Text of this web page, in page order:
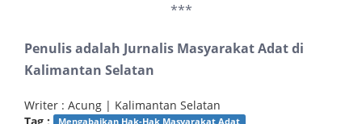
***
Penulis adalah Jurnalis Masyarakat Adat di
Kalimantan Selatan
Writer : Acung | Kalimantan Selatan
Tag :